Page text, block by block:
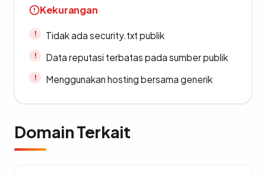
Kekurangan
Tidak ada security.txt publik
Data reputasi terbatas pada sumber publik
Menggunakan hosting bersama generik
Domain Terkait